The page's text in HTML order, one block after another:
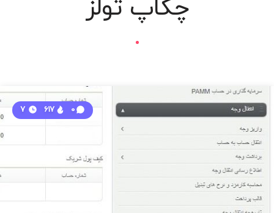
چکاپ تولز
0
617